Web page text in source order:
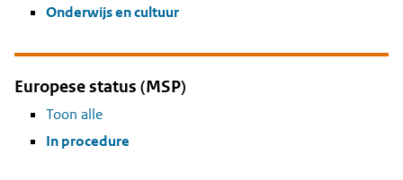
Onderwijs en cultuur
Europese status (MSP)
Toon alle
In procedure